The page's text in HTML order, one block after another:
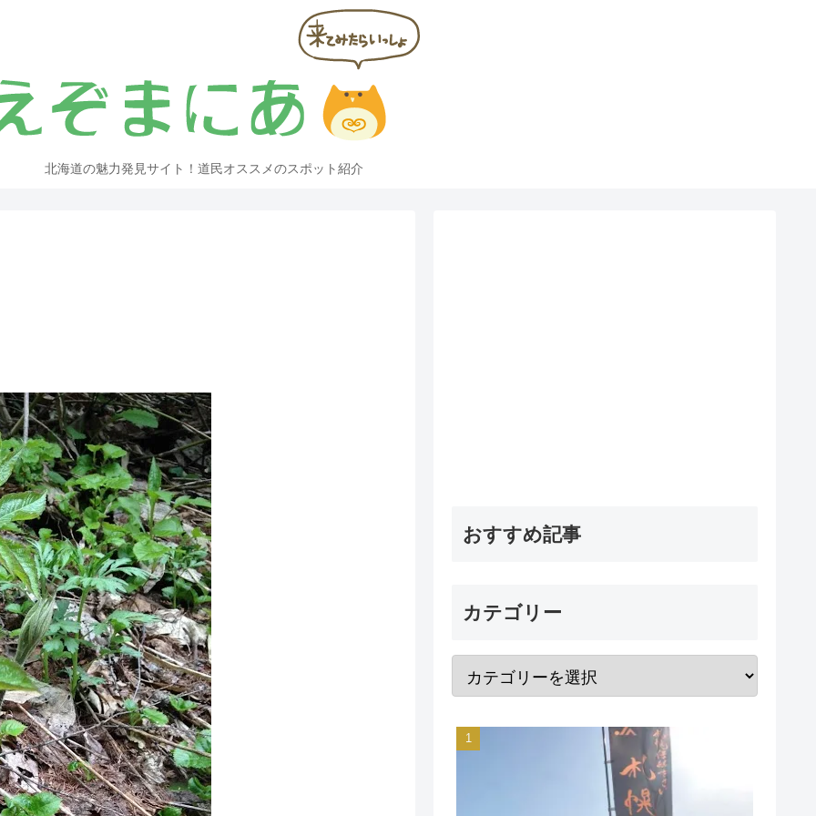
北海道の魅力発見サイト！道民オススメのスポット紹介
おすすめ記事
カテゴリー